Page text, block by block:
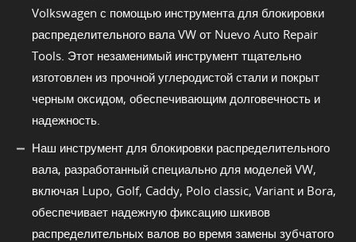
Volkswagen с помощью инструмента для блокировки
распределительного вала VW от Nuevo Auto Repair
Tools. Этот незаменимый инструмент тщательно
изготовлен из прочной углеродистой стали и покрыт
черным оксидом, обеспечивающим долговечность и
надежность.
Наш инструмент для блокировки распределительного
вала, разработанный специально для моделей VW,
включая Lupo, Golf, Caddy, Polo classic, Variant и Bora,
обеспечивает надежную фиксацию шкивов
распределительных валов во время замены зубчатого